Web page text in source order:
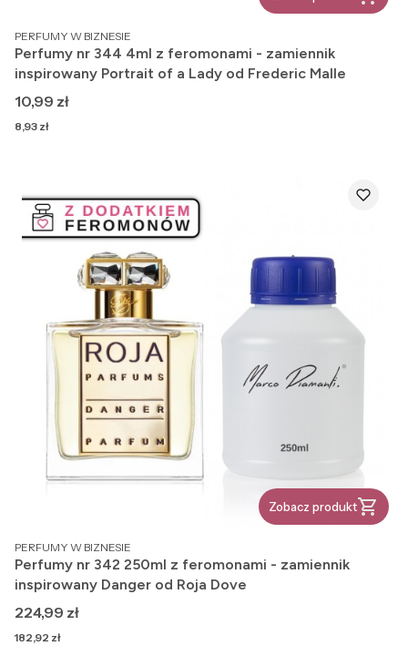
PRODUCENT
PERFUMY W BIZNESIE
Perfumy nr 344 4ml z feromonami - zamiennik
inspirowany Portrait of a Lady od Frederic Malle
Cena
10,99 zł
Cena
8,93 zł
Zobacz produkt
PRODUCENT
PERFUMY W BIZNESIE
Perfumy nr 342 250ml z feromonami - zamiennik
inspirowany Danger od Roja Dove
Cena
224,99 zł
Cena
182,92 zł